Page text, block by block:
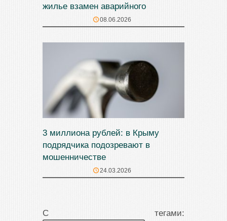
жилье взамен аварийного
08.06.2026
3 миллиона рублей: в Крыму
подрядчика подозревают в
мошенничестве
24.03.2026
С тегами: